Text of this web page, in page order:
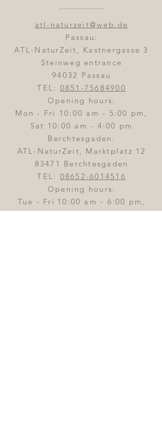
atl-naturzeit@web.de
Passau:
ATL-NaturZeit, Kastnergasse 3
Steinweg entrance
94032 Passau
TEL: 0851-75684900
Opening hours:
Mon - Fri 10:00 am - 5:00 pm,
Sat 10:00 am - 4:00 pm
Berchtesgaden:
ATL-NaturZeit, Marktplatz 12
83471 Berchtesgaden
TEL: 08652-6014516
Opening hours:
Tue - Fri 10:00 am - 6:00 pm,
Sat 10:00 am - 4:00 pm